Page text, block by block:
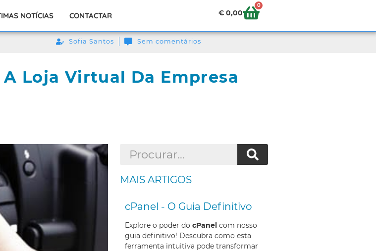
NOTÍCIAS CONTACTAR € 0,00
0
Sofia Santos Sem comentários
Loja Virtual Da Empresa
MAIS ARTIGOS
cPanel - O Guia Definitivo
Explore o poder do cPanelcom nosso
guia definitivo! Descubra como esta
ferramenta intuitiva pode transformar